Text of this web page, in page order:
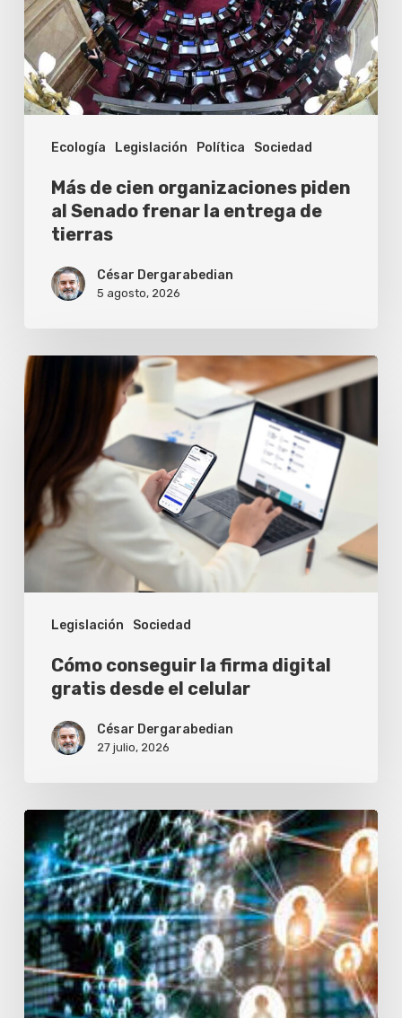
Ecología Legislación Política Sociedad
piden
al
Senado
frenar
la
entrega
tierras
Más de cien organizaciones piden
al Senado frenar la entrega de
tierras
César Dergarabedian
5 agosto, 2026
Legislación Sociedad
Cómo
conseguir
la
digital
gratis
desde
celular
Cómo conseguir la firma digital
gratis desde el celular
César Dergarabedian
27 julio, 2026
Empresarios
debaten
sobre
liderazgo
ético
y
valores